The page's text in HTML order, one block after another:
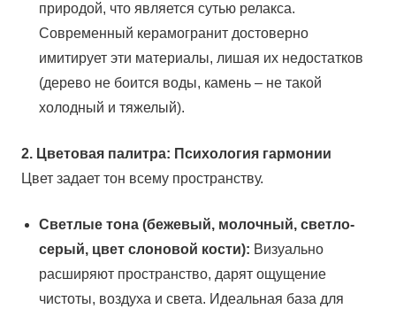
природой, что является сутью релакса.
Современный керамогранит достоверно
имитирует эти материалы, лишая их недостатков
(дерево не боится воды, камень – не такой
холодный и тяжелый).
2. Цветовая палитра: Психология гармонии
Цвет задает тон всему пространству.
Светлые тона (бежевый, молочный, светло-
серый, цвет слоновой кости): Визуально
расширяют пространство, дарят ощущение
чистоты, воздуха и света. Идеальная база для